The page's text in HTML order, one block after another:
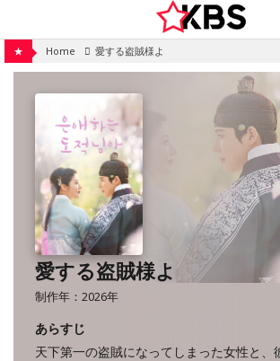
content
★ Home 愛する盗賊様よ
愛する盗賊様よ
制作年：2026年
あらすじ
天下第一の盗賊になってしまった女性と、